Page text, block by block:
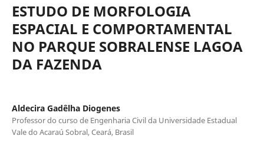
ESTUDO DE MORFOLOGIA
ESPACIAL E COMPORTAMENTAL
NO PARQUE SOBRALENSE LAGOA
DA FAZENDA
Aldecira Gadêlha Diogenes
Professor do curso de Engenharia Civil da Universidade Estadual
Vale do Acaraú Sobral, Ceará, Brasil